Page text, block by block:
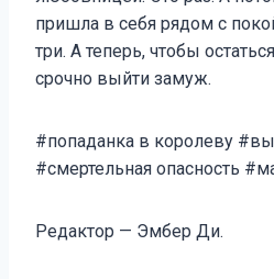
пришла в себя рядом с
три. А теперь, чтобы
срочно выйти замуж.
#попаданка в королеву
#смертельная опасность
Редактор — Эмбер Ди.